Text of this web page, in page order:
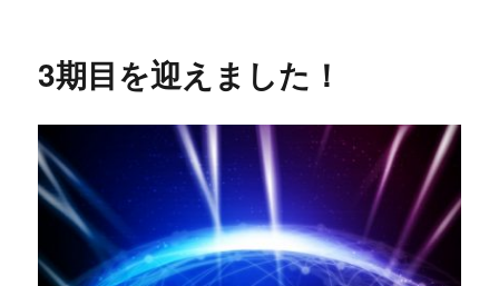
3期目を迎えました！